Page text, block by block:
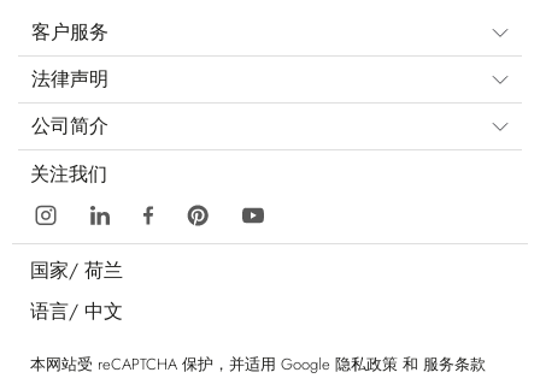
客户服务
法律声明
公司简介
关注我们
国家/ 荷兰
语言/ 中文
本网站受 reCAPTCHA 保护，并适用 Google 隐私政策 和 服务条款